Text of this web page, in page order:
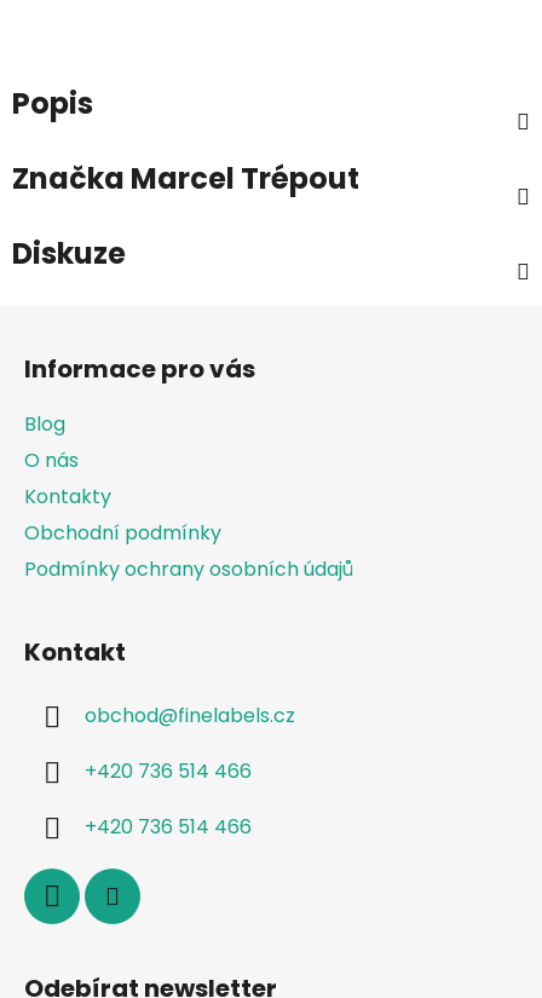
Popis
Značka Marcel Trépout
Diskuze
Informace pro vás
Blog
O nás
Kontakty
Obchodní podmínky
Podmínky ochrany osobních údajů
Kontakt
obchod@finelabels.cz
+420 736 514 466
+420 736 514 466
Odebírat newsletter